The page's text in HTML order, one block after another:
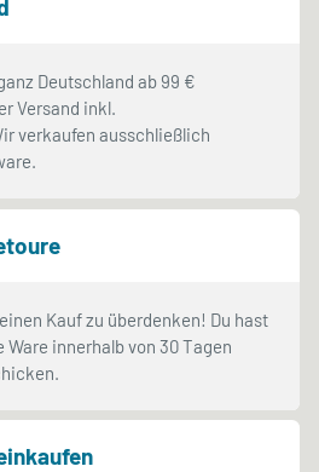
Deutschland ab 99 €
Versand inkl.
verkaufen ausschließlich
Kauf zu überdenken! Du hast
Ware innerhalb von 30 Tagen